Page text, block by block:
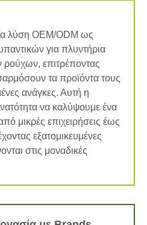
λύση OEM/ODM ως
για πλυντήρια
ρούχων, επιτρέποντας
τα προϊόντα τους
ανάγκες. Αυτή η
να καλύψουμε ένα
μικρές επιχειρήσεις έως
εξατομικευμένες
στις μοναδικές